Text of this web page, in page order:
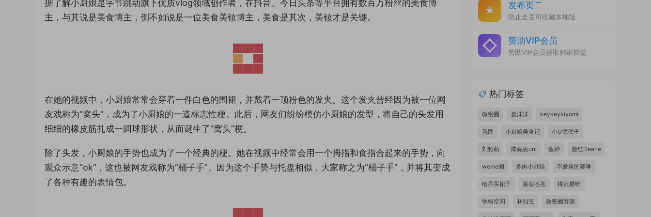
据了解小厨娘是字节跳动旗下优质vlog领域创作者，在抖音、今日头条等平台拥有数百万粉丝的美食博
主，与其说是美食博主，倒不如说是一位美食美钕博主，美食是其次，美钕才是关键。
在她的视频中，小厨娘常常会穿着一件白色的围裙，并戴着一顶粉色的发夹。这个发夹曾经因为被一位网
友戏称为“窝头”，成为了小厨娘的一道标志性梗。此后，网友们纷纷模仿小厨娘的发型，将自己的头发用
细细的橡皮筋扎成一圆球形状，从而诞生了“窝头”梗。
除了头发，小厨娘的手势也成为了一个经典的梗。她在视频中经常会用一个拇指和食指合起来的手势，向
观众示意“ok”，这也被网友戏称为“桶子手”。因为这个手势与托盘相似，大家称之为“桶子手”，并将其变成
了各种有趣的表情包。
发布页二
防止走丢可收藏本地址
赞助VIP会员
赞助VIP会员获取独家权益
热门标签
微密圈 蠢沫沫 keykeykiyomi
觅圈 小厨娘美食记 小U优优子
刘雅萌 陈妮妮uni 鱼神 脸红Dearie
weme圈 多肉小野猫 不爱笑的赛琳
给乔买裙子 蒹葭苍苍 桃沢樱呀
铁粉空间 林扣弦 微密圈资源